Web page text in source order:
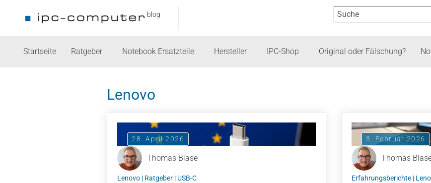
blog
Startseite Ratgeber Notebook Ersatzteile Hersteller IPC-Shop Original oder Fälschung?
Lenovo
28. April 2026
Thomas Blase
Lenovo | Ratgeber | USB-C
3. Februar 2026
Thomas
Erfahrungsberichte |